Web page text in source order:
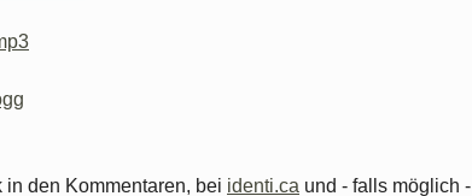
den Kommentaren, bei identi.ca und - falls möglich -